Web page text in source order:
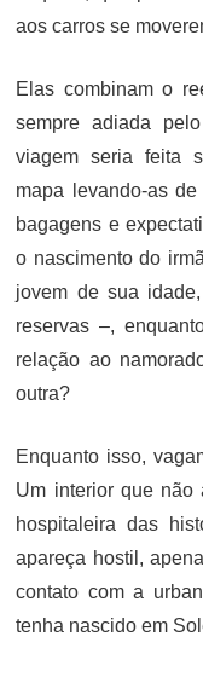
aos carros se
Elas combinam o
sempre adiada
viagem seria feita
mapa levando-as
bagagens e
o nascimento do
jovem de sua
reservas –,
relação ao
outra?
Enquanto isso,
Um interior que não
hospitaleira das
apareça hostil,
contato com a
tenha nascido em